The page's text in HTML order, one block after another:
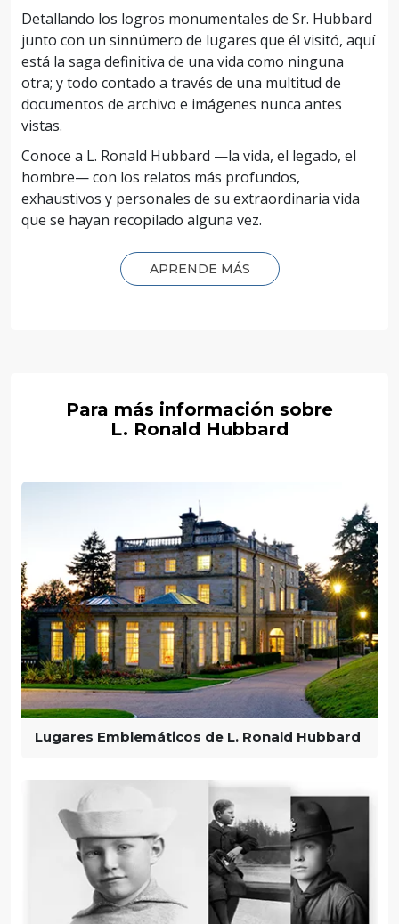
Detallando los logros monumentales de Sr. Hubbard
junto con un sinnúmero de lugares que él visitó, aquí
está la saga definitiva de una vida como ninguna
otra; y todo contado a través de una multitud de
documentos de archivo e imágenes nunca antes
vistas.
Conoce a L. Ronald Hubbard —la vida, el legado, el
hombre— con los relatos más profundos,
exhaustivos y personales de su extraordinaria vida
que se hayan recopilado alguna vez.
APRENDE MÁS
Para más información sobre
L. Ronald Hubbard
Lugares Emblemáticos de L. Ronald Hubbard